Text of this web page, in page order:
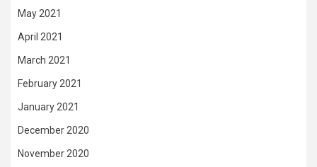
May 2021
April 2021
March 2021
February 2021
January 2021
December 2020
November 2020